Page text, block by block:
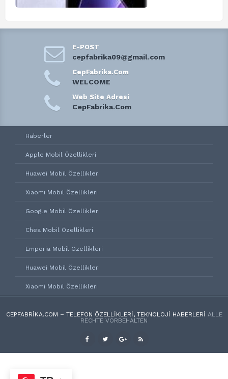
E-POST
cepfabrika09@gmail.com
CepFabrika.Com
WELCOME
Web Site Adresi
CepFabrika.Com
Haberler
Apple Mobil Özellikleri
Huawei Mobil Özellikleri
Xiaomi Mobil Özellikleri
Google Mobil Özellikleri
Chea Mobil Özellikleri
Emporia Mobil Özellikleri
Huawei Mobil Özellikleri
Xiaomi Mobil Özellikleri
CEPFABRIKA.COM – TELEFON ÖZELLIKLERI, TEKNOLOJI HABERLERI ALLE
RECHTE VORBEHALTEN